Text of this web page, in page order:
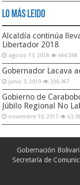
Lo Más Leido
Alcaldía continúa
Libertador 2018
agosto 13, 2018 444,598
Gobernador Lacava
junio 3, 2019 330,367
Gobierno de
Júbilo Regional No
noviembre 10, 2017
Gobernación
Secretaría de